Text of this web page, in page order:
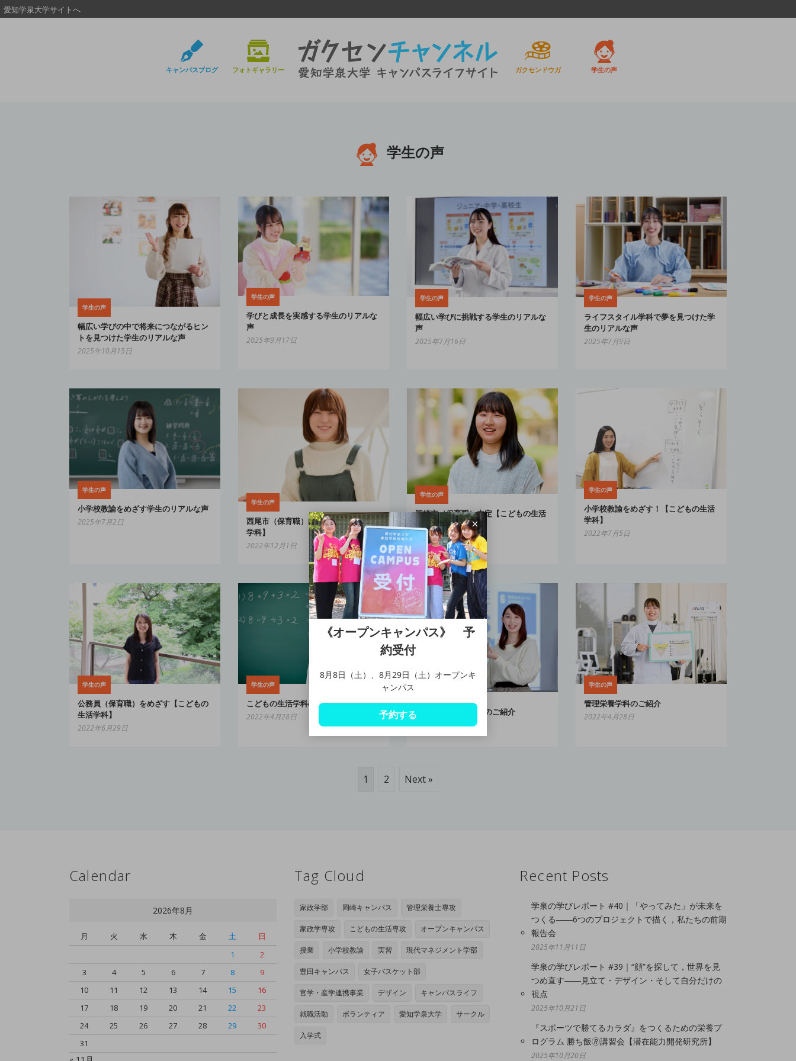
愛知学泉大学サイトへ
キャンパスブログ フォトギャラリー ガクセンドウガ 学生の声
学生の声
学生の声
幅広い学びの中で将来につながるヒン
トを見つけた学生のリアルな声
2025年10月15日
学生の声
学びと成長を実感する学生のリアルな
声
2025年9月17日
学生の声
幅広い学びに挑戦する学生のリアルな
声
2025年7月16日
学生の声
ライフスタイル学科で夢を見つけた学
生のリアルな声
2025年7月9日
学生の声
小学校教諭をめざす学生のリアルな声
2025年7月2日
学生の声
西尾市（保育職）内定【こどもの生活
学科】
2022年12月1日
学生の声
岡崎市（保育職）内定【こどもの生活
学科】
2022年11月11日
学生の声
小学校教諭をめざす！【こどもの生活
学科】
2022年7月5日
学生の声
公務員（保育職）をめざす【こどもの
生活学科】
2022年6月29日
学生の声
こどもの生活学科のご紹介
2022年4月28日 ライフスタイル学科のご紹介
2022年4月28日
学生の声
管理栄養学科のご紹介
2022年4月28日
1 2 Next »
Calendar
2026年8月
月 火 水 木 金 土
日
1
2
3
4 5 6 7 8
9
10
11 12 13 14 15
16
17
18 19 20 21 22
23
24
25 26 27 28 29
30
31
Tag Cloud
家政学部 岡崎キャンパス 管理栄養士専攻
家政学専攻 こどもの生活専攻 オープンキャンパス
授業 小学校教諭 実習 現代マネジメント学部
豊田キャンパス 女子バスケット部
官学・産学連携事業 デザイン キャンパスライフ
就職活動 ボランティア 愛知学泉大学 サークル
入学式
Recent Posts
学泉の学びレポート #40｜「やってみた」が未来を
つくる――6つのプロジェクトで描く，私たちの前期
報告会
2025年11月11日
学泉の学びレポート #39｜“顔”を探して，世界を見
つめ直す――見立て・デザイン・そして自分だけの
視点
2025年10月21日
『スポーツで勝てるカラダ』をつくるための栄養プ
ログラム 勝ち飯🄬講習会【潜在能力開発研究所】
2025年10月20日
《オープンキャンパス》 予
約受付
8月8日（土）、8月29日（土）オープンキ
ャンパス
予約する